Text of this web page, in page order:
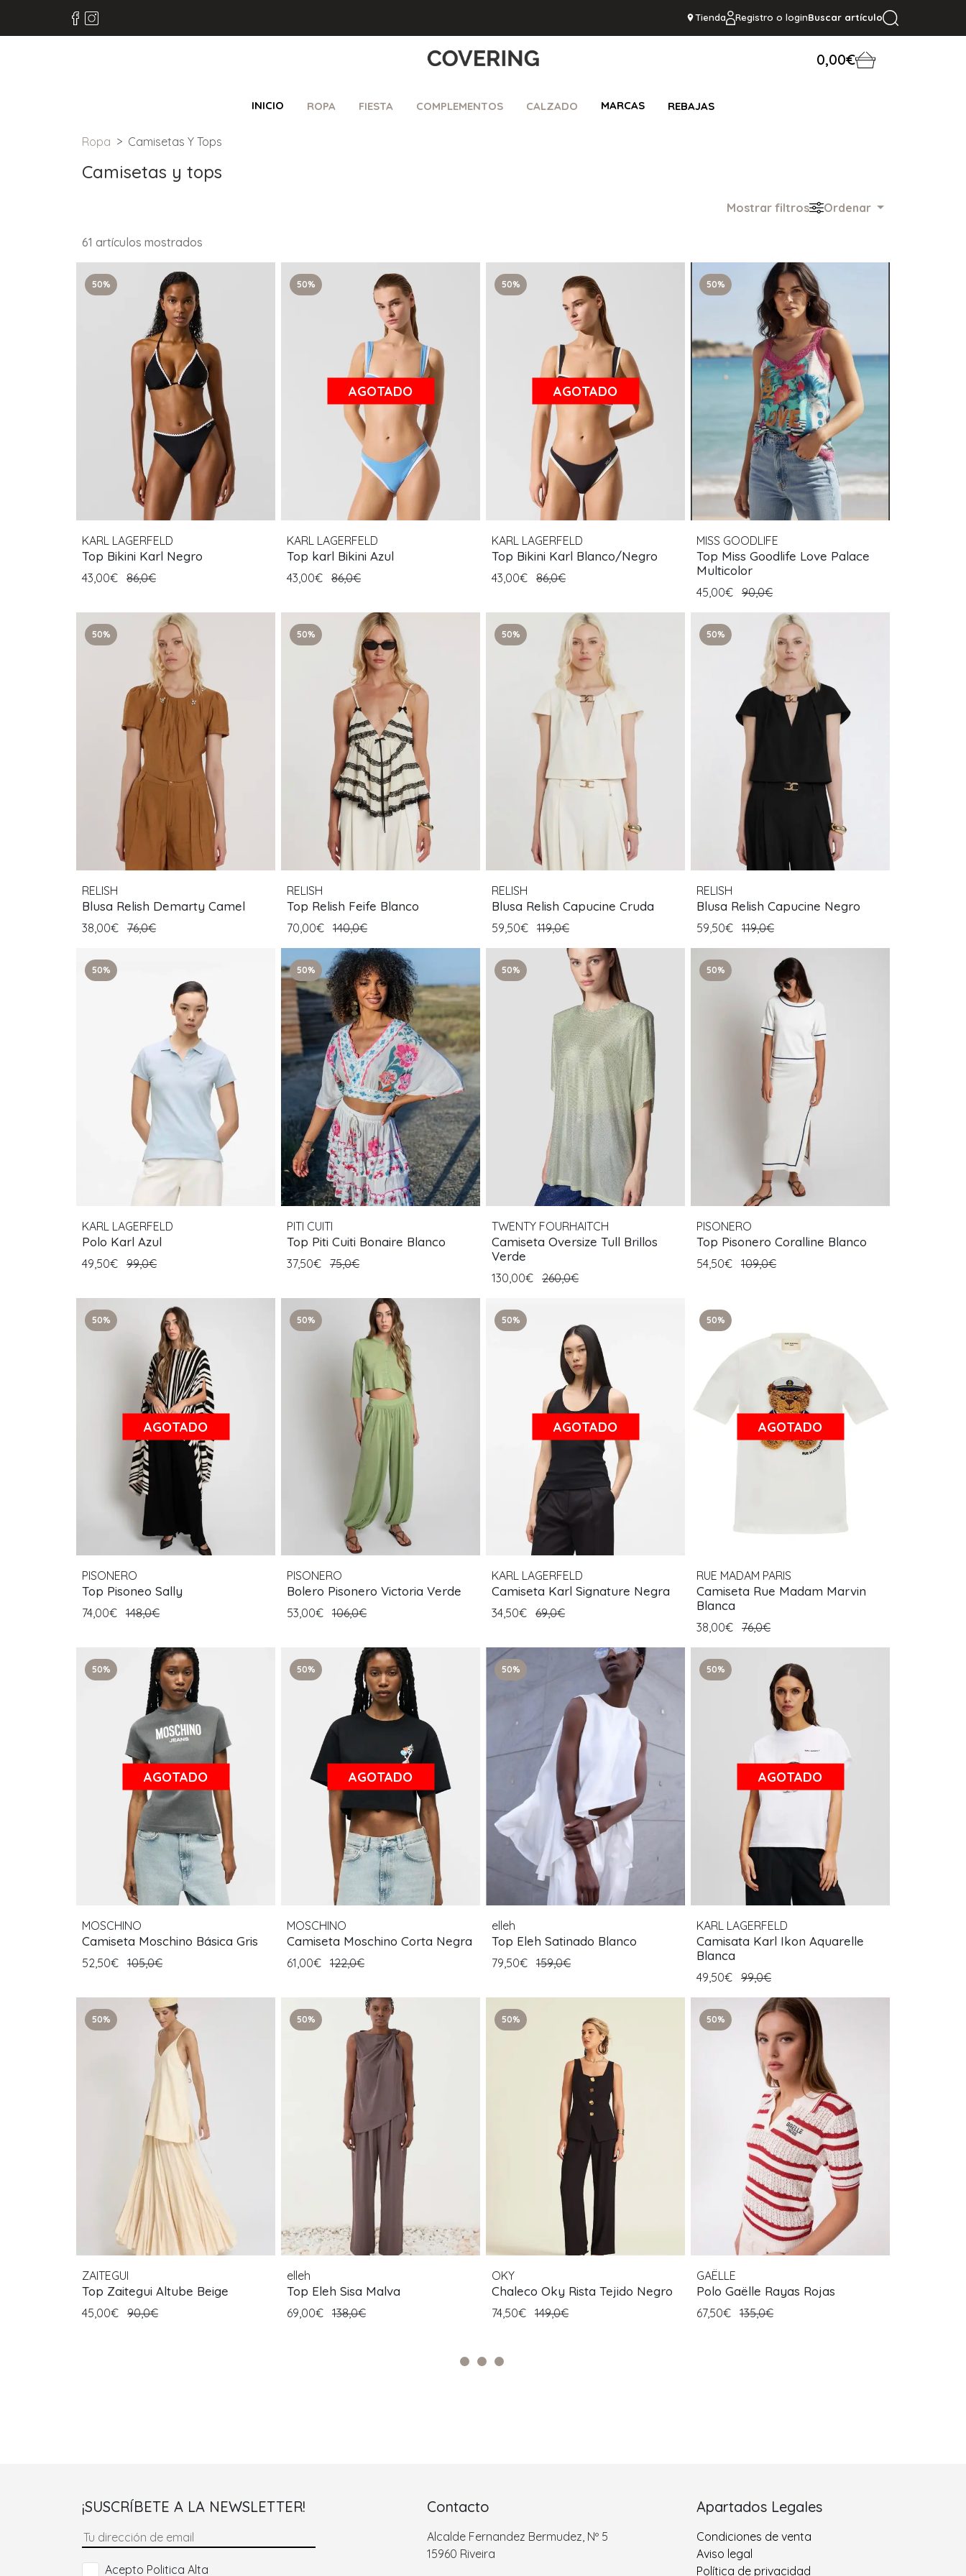
Tienda Registro o loginBuscar artículo
0,00€
INICIO ROPA FIESTA COMPLEMENTOS CALZADO MARCAS REBAJAS
Ropa Camisetas Y Tops
Camisetas y tops
Mostrar filtros Ordenar
61 artículos mostrados
50%
KARL LAGERFELD
Top Bikini Karl Negro
43,00€ 86,0€
50%
AGOTADO
KARL LAGERFELD
Top karl Bikini Azul
43,00€ 86,0€
50%
AGOTADO
KARL LAGERFELD
Top Bikini Karl Blanco/Negro
43,00€ 86,0€
50%
MISS GOODLIFE
Top Miss Goodlife Love Palace
Multicolor
45,00€ 90,0€
50%
RELISH
Blusa Relish Demarty Camel
38,00€ 76,0€
50%
RELISH
Top Relish Feife Blanco
70,00€ 140,0€
50%
RELISH
Blusa Relish Capucine Cruda
59,50€ 119,0€
50%
RELISH
Blusa Relish Capucine Negro
59,50€ 119,0€
50%
KARL LAGERFELD
Polo Karl Azul
49,50€ 99,0€
50%
PITI CUITI
Top Piti Cuiti Bonaire Blanco
37,50€ 75,0€
50%
TWENTY FOURHAITCH
Camiseta Oversize Tull Brillos
Verde
130,00€ 260,0€
50%
PISONERO
Top Pisonero Coralline Blanco
54,50€ 109,0€
50%
AGOTADO
PISONERO
Top Pisoneo Sally
74,00€ 148,0€
50%
PISONERO
Bolero Pisonero Victoria Verde
53,00€ 106,0€
50%
AGOTADO
KARL LAGERFELD
Camiseta Karl Signature Negra
34,50€ 69,0€
50%
AGOTADO
RUE MADAM PARIS
Camiseta Rue Madam Marvin
Blanca
38,00€ 76,0€
50%
AGOTADO
MOSCHINO
Camiseta Moschino Básica Gris
52,50€ 105,0€
50%
AGOTADO
MOSCHINO
Camiseta Moschino Corta Negra
61,00€ 122,0€
50%
elleh
Top Eleh Satinado Blanco
79,50€ 159,0€
50%
AGOTADO
KARL LAGERFELD
Camisata Karl Ikon Aquarelle
Blanca
49,50€ 99,0€
50%
ZAITEGUI
Top Zaitegui Altube Beige
45,00€ 90,0€
50%
elleh
Top Eleh Sisa Malva
69,00€ 138,0€
50%
OKY
Chaleco Oky Rista Tejido Negro
74,50€ 149,0€
50%
GAËLLE
Polo Gaëlle Rayas Rojas
67,50€ 135,0€
¡SUSCRÍBETE A LA NEWSLETTER!
Acepto Politica Alta
Contacto
Alcalde Fernandez Bermudez, Nº 5
15960 Riveira
Apartados Legales
Condiciones de venta
Aviso legal
Política de privacidad